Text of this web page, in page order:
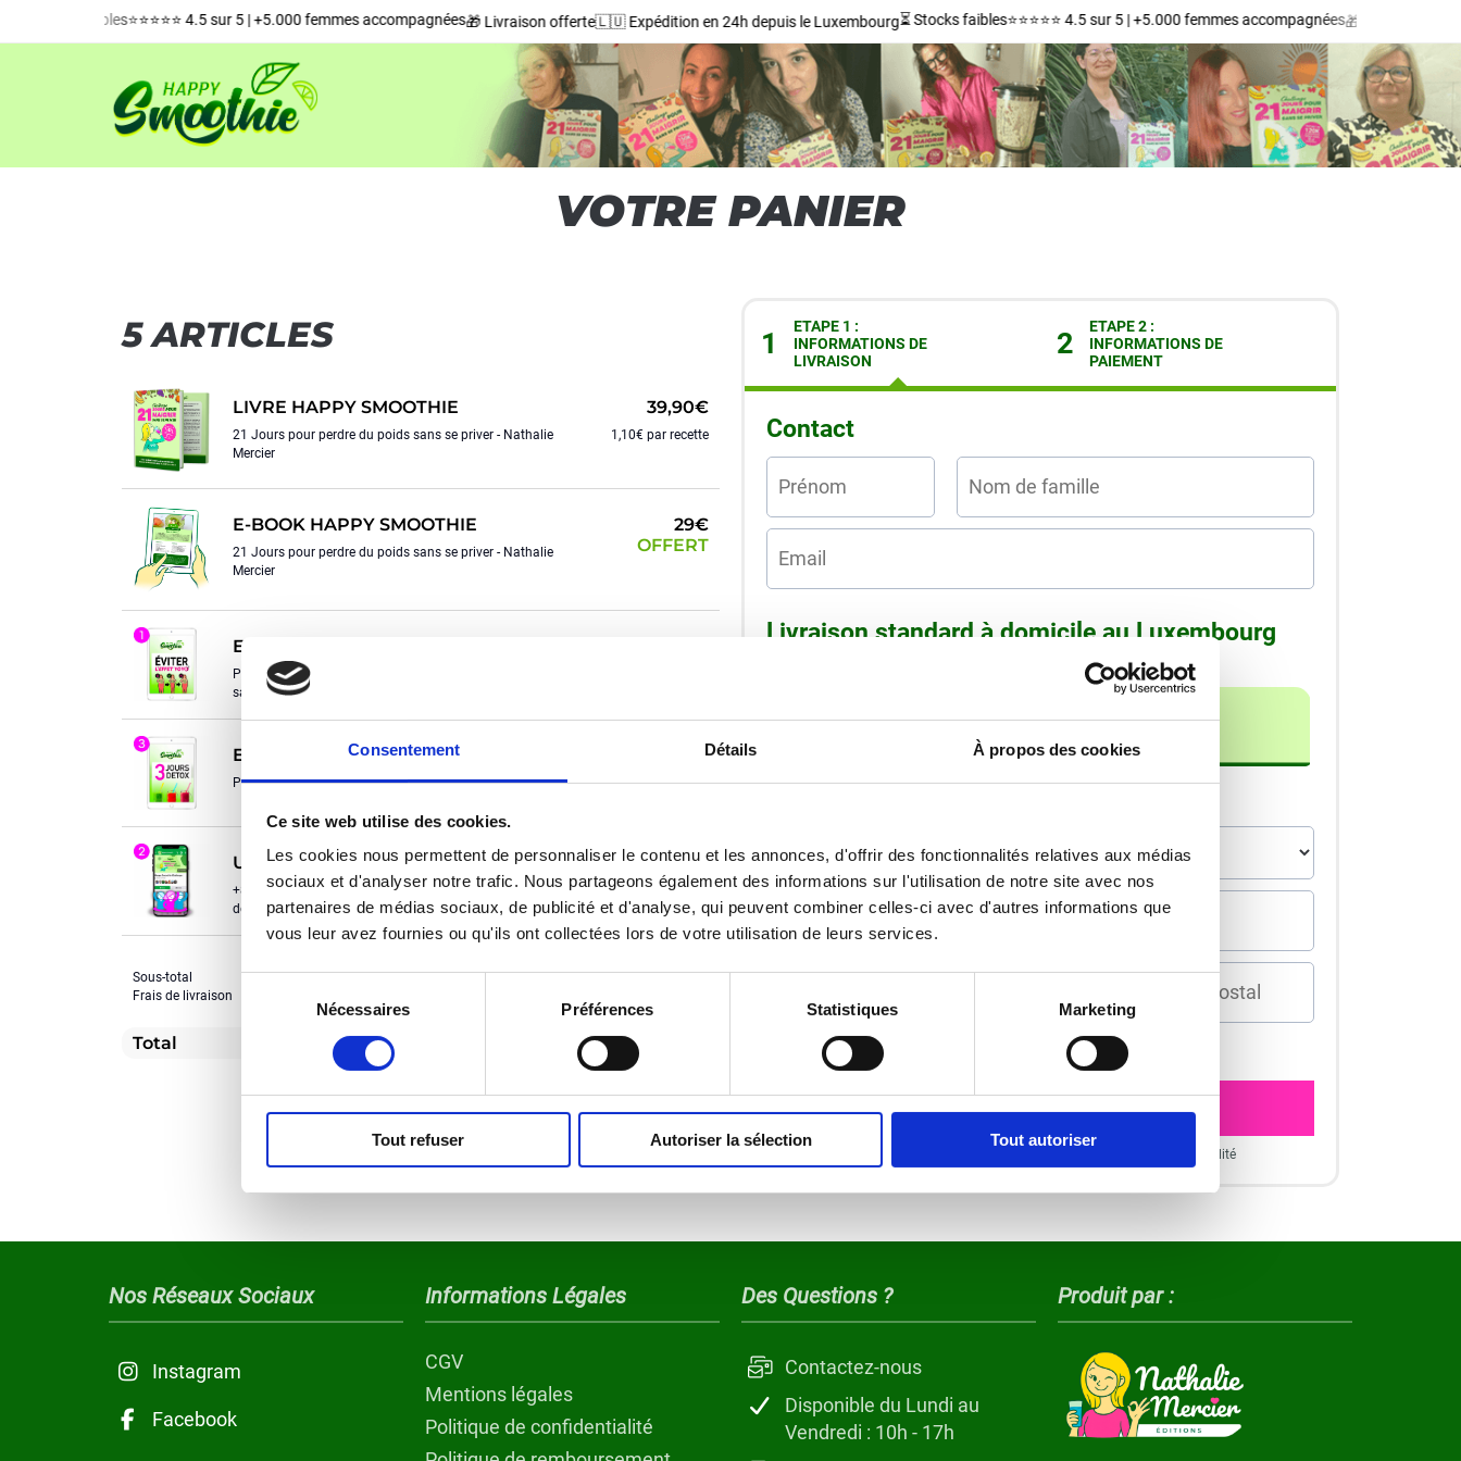
Consentement Détails À propos des cookies
Ce site web utilise des cookies.
Les cookies nous permettent de personnaliser le contenu et les annonces, d'offrir des fonctionnalités relatives aux médias
sociaux et d'analyser notre trafic. Nous partageons également des informations sur l'utilisation de notre site avec nos
partenaires de médias sociaux, de publicité et d'analyse, qui peuvent combiner celles-ci avec d'autres informations que
vous leur avez fournies ou qu'ils ont collectées lors de votre utilisation de leurs services.
consentement
Nécessaires Préférences Statistiques Marketing
Tout refuser Autoriser la sélection Tout autoriser
VOTRE PANIER
5 ARTICLES
LIVRE HAPPY SMOOTHIE
21 Jours pour perdre du poids sans se priver - Nathalie
Mercier
39,90€
1,10€ par recette
E-BOOK HAPPY SMOOTHIE
21 Jours pour perdre du poids sans se priver - Nathalie
Mercier
29€
OFFERT
E-book Éviter l'effet YOYO
Pour stabiliser, alterner et recommencer le challenge
sans se lasser
E-book 3 jours détox
Pour bien démarrer le challenge
10€
UNE COMMUNAUTÉ SOUDÉE
+8.000 membres pour vous soutenir dans votre perte
de poids
INESTIMABLE
Sous-total
Frais de livraison
88,90€39,90€
Total 96,3€
1
ETAPE 1 :
INFORMATIONS DE
LIVRAISON
2
ETAPE 2 :
INFORMATIONS DE
PAIEMENT
Contact
Livraison standard à domicile au Luxembourg
Plus que 7h 27min pour un envoi aujourd’hui
VALIDER I 39,90€
En continuant vous acceptez nos C.G.V et Charte de confidentialité
Nos Réseaux Sociaux
Instagram
Facebook
Informations Légales
CGV
Mentions légales
Politique de confidentialité
Des Questions ?
Contactez-nous
Disponible du Lundi au
Vendredi : 10h - 17h
Produit par :
⏳ Stocks faibles⭐️⭐️⭐️⭐️⭐️ 4.5 sur 5 | +5.000 femmes accompagnées🎁 Livraison offerte🇱🇺 Expédition en 24h depuis le Luxembourg⏳ Stocks faibles⭐️⭐️⭐️⭐️⭐️ 4.5 sur 5 | +5.000 femmes accompagnées🎁 Livraison offerte